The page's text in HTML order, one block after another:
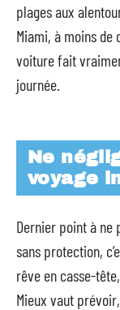
plages aux
Miami, à moins de
voiture fait
journée.
Ne
voyage
Dernier point à ne
sans protection,
rêve en casse-
Mieux vaut